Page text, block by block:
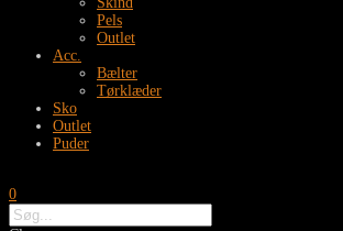
Pels
Outlet
Acc.
Bælter
Tørklæder
Sko
Outlet
Puder
0